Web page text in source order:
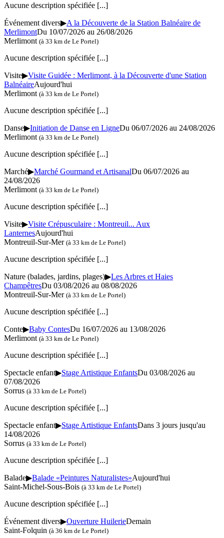
Aucune description spécifiée [...]
Événement divers▶A la Découverte de la Station Balnéaire de
MerlimontDu 10/07/2026 au 26/08/2026
Merlimont (à 33 km de Le Portel)
Aucune description spécifiée [...]
Visite▶Visite Guidée : Merlimont, à la Découverte d'une Station
BalnéaireAujourd'hui
Merlimont (à 33 km de Le Portel)
Aucune description spécifiée [...]
Danse▶Initiation de Danse en LigneDu 06/07/2026 au 24/08/2026
Merlimont (à 33 km de Le Portel)
Aucune description spécifiée [...]
Marché▶Marché Gourmand et ArtisanalDu 06/07/2026 au
24/08/2026
Merlimont (à 33 km de Le Portel)
Aucune description spécifiée [...]
Visite▶Visite Crépusculaire : Montreuil... Aux
LanternesAujourd'hui
Montreuil-Sur-Mer (à 33 km de Le Portel)
Aucune description spécifiée [...]
Nature (balades, jardins, plages)▶Les Arbres et Haies
ChampêtresDu 03/08/2026 au 08/08/2026
Montreuil-Sur-Mer (à 33 km de Le Portel)
Aucune description spécifiée [...]
Conte▶Baby ContesDu 16/07/2026 au 13/08/2026
Merlimont (à 33 km de Le Portel)
Aucune description spécifiée [...]
Spectacle enfant▶Stage Artistique EnfantsDu 03/08/2026 au
07/08/2026
Sorrus (à 33 km de Le Portel)
Aucune description spécifiée [...]
Spectacle enfant▶Stage Artistique EnfantsDans 3 jours jusqu'au
14/08/2026
Sorrus (à 33 km de Le Portel)
Aucune description spécifiée [...]
Balade▶Balade «Peintures Naturalistes»Aujourd'hui
Saint-Michel-Sous-Bois (à 33 km de Le Portel)
Aucune description spécifiée [...]
Événement divers▶Ouverture HuilerieDemain
Saint-Folquin (à 36 km de Le Portel)